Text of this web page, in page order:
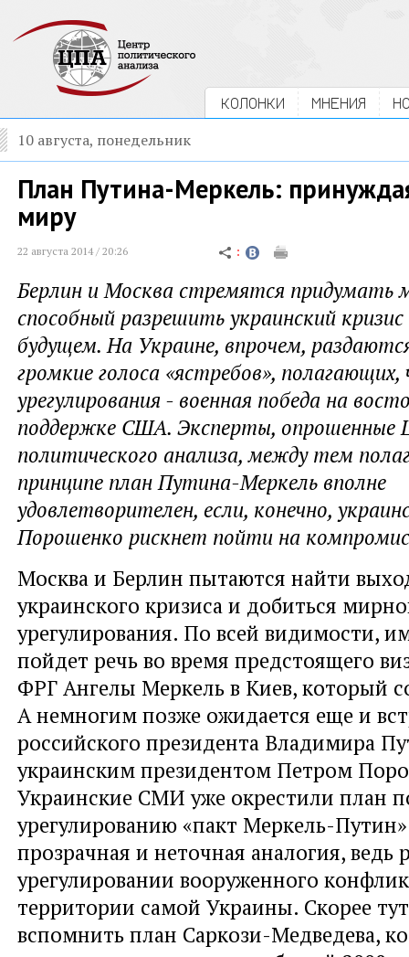
КОЛОНКИ МНЕНИЯ
10 августа, понедельник
План Путина-Меркель:
миру
22 августа 2014 / 20:26
Берлин и Москва стремятся придумать
способный разрешить украинский
будущем. На Украине, впрочем,
громкие голоса «ястребов»,
урегулирования - военная победа на
поддержке США. Эксперты, опрошенные
политического анализа, между тем
принципе план Путина-Меркель вполне
удовлетворителен, если, конечно,
Порошенко рискнет пойти на
Москва и Берлин пытаются найти
украинского кризиса и добиться
урегулирования. По всей видимости,
пойдет речь во время предстоящего
ФРГ Ангелы Меркель в Киев, который
А немногим позже ожидается еще и
российского президента Владимира
украинским президентом Петром
Украинские СМИ уже окрестили план
урегулированию «пакт Меркель-
прозрачная и неточная аналогия, ведь
урегулировании вооруженного
территории самой Украины. Скорее
вспомнить план Саркози-Медведева,